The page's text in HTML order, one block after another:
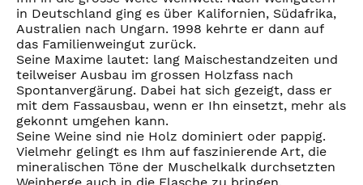
in Deutschland ging es über Kalifornien, Südafrika,
Australien nach Ungarn. 1998 kehrte er dann auf
das Familienweingut zurück.
Seine Maxime lautet: lang Maischestandzeiten und
teilweiser Ausbau im grossen Holzfass nach
Spontanvergärung. Dabei hat sich gezeigt, dass er
mit dem Fassausbau, wenn er Ihn einsetzt, mehr als
gekonnt umgehen kann.
Seine Weine sind nie Holz dominiert oder pappig.
Vielmehr gelingt es Ihm auf faszinierende Art, die
mineralischen Töne der Muschelkalk durchsetzten
Weinberge auch in die Flasche zu bringen.